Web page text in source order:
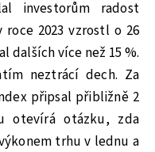
investorům radost
2023 vzrostl o 26
dalších více než 15 %.
neztrácí dech. Za
připsal přibližně 2
otevírá otázku, zda
trhu v lednu a